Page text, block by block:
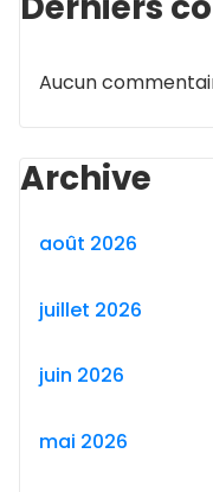
Aucun
Archive
août 2026
juillet 2026
juin 2026
mai 2026